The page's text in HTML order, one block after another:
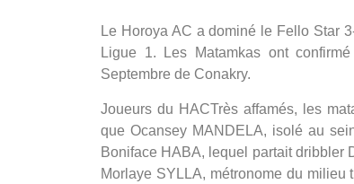
Le Horoya AC a dominé le Fello Star
Ligue 1. Les Matamkas ont
Septembre de Conakry.
Joueurs du HACTrès affamés, les
que Ocansey MANDELA, isolé au
Boniface HABA, lequel partait dribbler
Morlaye SYLLA, métronome du